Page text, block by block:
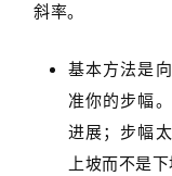
斜率。
基本方法是
准你的步幅
进展；步幅
上坡而不是下